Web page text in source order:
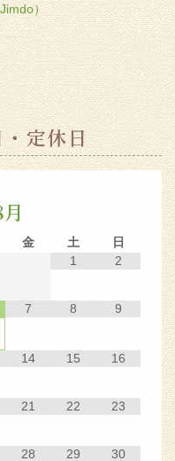
）
定休日
金 土
日
1
2
7 8 9
14 15 16
21 22 23
28 29 30